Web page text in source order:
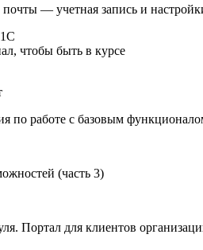
— учетная запись и
чтобы быть в курсе
по работе с базовым
(часть 3)
Портал для клиентов